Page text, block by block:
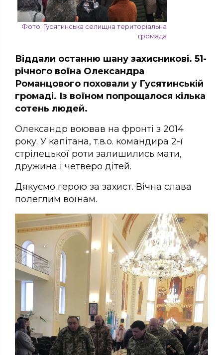
Фото: Гусятинська селищна територіальна
громада
Віддали останню шану захисникові. 51-
річного воїна Олександра
Романцового поховали у Гусятинській
громаді. Із воїном попрощалося кілька
сотень людей.
Олександр воював на фронті з 2014
року. У капітана, т.в.о. командира 2-ї
стрілецької роти залишились мати,
дружина і четверо дітей.
Дякуємо герою за захист. Вічна слава
полеглим воїнам.